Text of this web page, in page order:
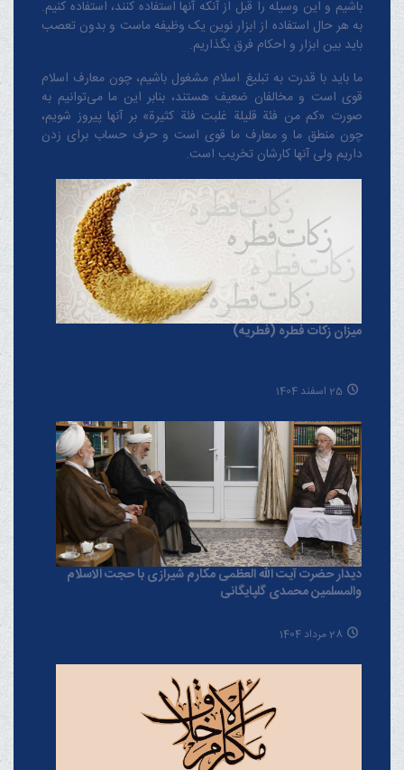
فرهنگ سازی است
باشیم و این وسیله را قبل از آنکه آنها استفاده کنند، استفاده کنیم.
به هر حال استفاده از ابزار نوین یک وظیفه ماست و بدون تعصب
باید بین ابزار و احکام فرق بگذاریم.
ما باید با قدرت به تبلیغ اسلام مشغول باشیم، چون معارف اسلام
قوی است و مخالفان ضعیف هستند، بنابر این ما می‌توانیم به
صورت «کم من فئة قلیلة غلبت فئة کثیرة» بر آنها پیروز شویم،
چون منطق‌ ما و معارف ‌ما قوی است و حرف حساب برای زدن
داریم ولی آنها کارشان تخریب است.
میزان زکات فطره (فطریه)
25 اسفند 1404
دیدار حضرت آیت الله العظمی مکارم شیرازی با حجت الاسلام
والمسلمین محمدی گلپایگانی
28 مرداد 1404